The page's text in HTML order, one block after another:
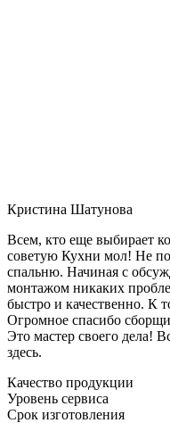
Кристина Шатунова
Всем, кто еще выбирает
советую Кухни мол! Не
спальню. Начиная с
монтажом никаких
быстро и качественно. К
Огромное спасибо
Это мастер своего дела!
здесь.
Качество продукции
Уровень сервиса
Срок изготовления